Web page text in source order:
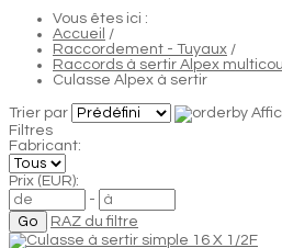
Vous êtes ici :
Accueil /
Raccordement - Tuyaux /
Raccords à sertir Alpex
Culasse Alpex à sertir
Trier par
Filtres
Fabricant:
Prix (EUR):
-
RAZ du filtre